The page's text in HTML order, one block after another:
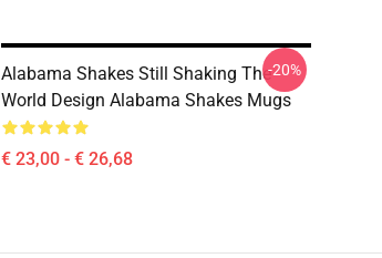
Alabama Shakes Still Shaking The
World Design Alabama Shakes Mugs
€ 23,00 - € 26,68
-20%